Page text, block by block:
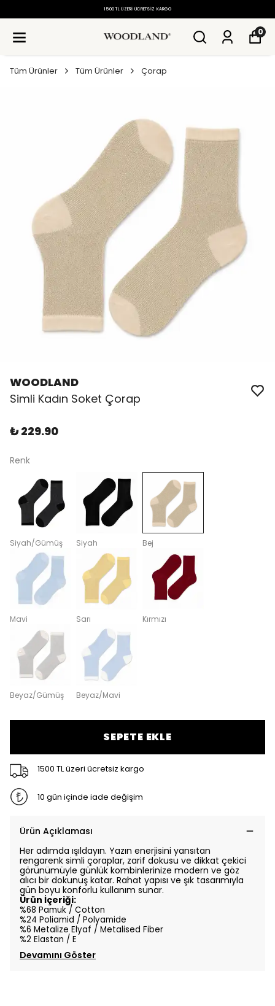
1500 TL ÜZERI ÜCRETSIZ KARGO
0
Tüm Ürünler Tüm Ürünler Çorap
WOODLAND
Simli Kadın Soket Çorap
₺ 229.90
Renk
Siyah/Gümüş Siyah Bej
Mavi Sarı Kırmızı
Beyaz/Gümüş Beyaz/Mavi
SEPETE EKLE
1500 TL üzeri ücretsiz kargo
10 gün içinde iade değişim
Ürün Açıklaması
Her adımda ışıldayın. Yazın enerjisini yansıtan
rengarenk simli çoraplar, zarif dokusu ve dikkat çekici
görünümüyle günlük kombinlerinize modern ve göz
alıcı bir dokunuş katar. Rahat yapısı ve şık tasarımıyla
gün boyu konforlu kullanım sunar.
Ürün İçeriği:
%68 Pamuk / Cotton
%24 Poliamid / Polyamide
%6 Metalize Elyaf / Metalised Fiber
%2 Elastan / E
Devamını Göster